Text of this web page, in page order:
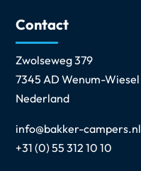
Contact
Zwolseweg 379
7345 AD Wenum-Wiesel
Nederland
info@bakker-campers.nl
+31 (0) 55 312 10 10